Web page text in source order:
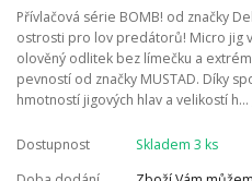
Přívlačová série BOMB! od značky
ostrosti pro lov predátorů! Micro jig
olověný odlitek bez límečku a
pevností od značky MUSTAD. Díky
hmotností jigových hlav a velikostí h...
Dostupnost
Skladem 3 ks